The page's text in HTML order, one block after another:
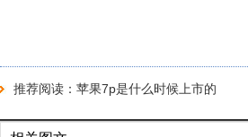
推荐阅读： 苹果7p是什么时候上市的